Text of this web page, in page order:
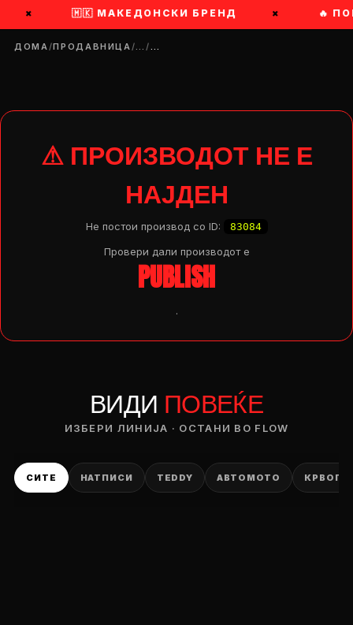
× 🇲🇰 МАКЕДОНСКИ БРЕНД × 🔥
ДОМА/ПРОДАВНИЦА/…/…
⚠ ПРОИЗВОДОТ НЕ Е
НАЈДЕН
Не постои производ со ID: 83084
Провери дали производот e
PUBLISH
.
ВИДИ ПОВЕЌЕ
ИЗБЕРИ ЛИНИЈА · ОСТАНИ ВО FLOW
СИТЕ НАТПИСИ TEDDY АВТОМОТО